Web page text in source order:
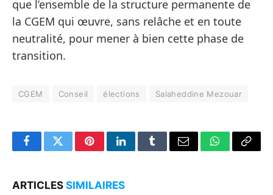
que l’ensemble de la structure permanente de
la CGEM qui œuvre, sans relâche et en toute
neutralité, pour mener à bien cette phase de
transition.
CGEM Conseil élections Salaheddine Mezouar
FacebookTwitterPinterestLinkedInTumblrEmail WhatsApp
Copy
ARTICLES SIMILAIRES